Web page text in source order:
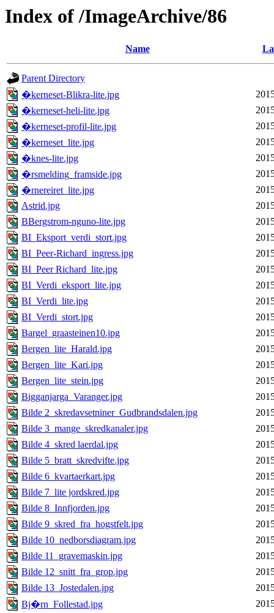
Index of /ImageArchive/86
Name
Parent Directory
�kerneset-Blikra-lite.jpg
�kerneset-heli-lite.jpg
�kerneset-profil-lite.jpg
�kerneset_lite.jpg
�knes-lite.jpg
�rsmelding_framside.jpg
�rnereiret_lite.jpg
Astrid.jpg
BBergstrom-nguno-lite.jpg
BI_Eksport_verdi_stort.jpg
BI_Peer-Richard_ingress.jpg
BI_Peer Richard_lite.jpg
BI_Verdi_eksport_lite.jpg
BI_Verdi_lite.jpg
BI_Verdi_stort.jpg
Bargel_graasteinen10.jpg
Bergen_lite_Harald.jpg
Bergen_lite_Kari.jpg
Bergen_lite_stein.jpg
Bigganjarga_Varanger.jpg
Bilde 2_skredavsetniner_Gudbrandsdalen.jpg
Bilde 3_mange_skredkanaler.jpg
Bilde 4_skred laerdal.jpg
Bilde 5_bratt_skredvifte.jpg
Bilde 6_kvartaerkart.jpg
Bilde 7_lite jordskred.jpg
Bilde 8_Innfjorden.jpg
Bilde 9_skred_fra_hogstfelt.jpg
Bilde 10_nedborsdiagram.jpg
Bilde 11_gravemaskin.jpg
Bilde 12_snitt_fra_grop.jpg
Bilde 13_Jostedalen.jpg
Bj�rn_Follestad.jpg